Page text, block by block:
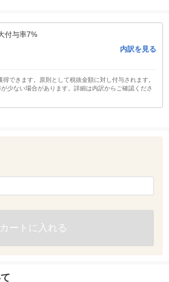
付与率7%
内訳を見る
できます。原則として税抜金額に対し付与されます。
少ない場合があります。詳細は内訳からご確認くださ
カートに入れる